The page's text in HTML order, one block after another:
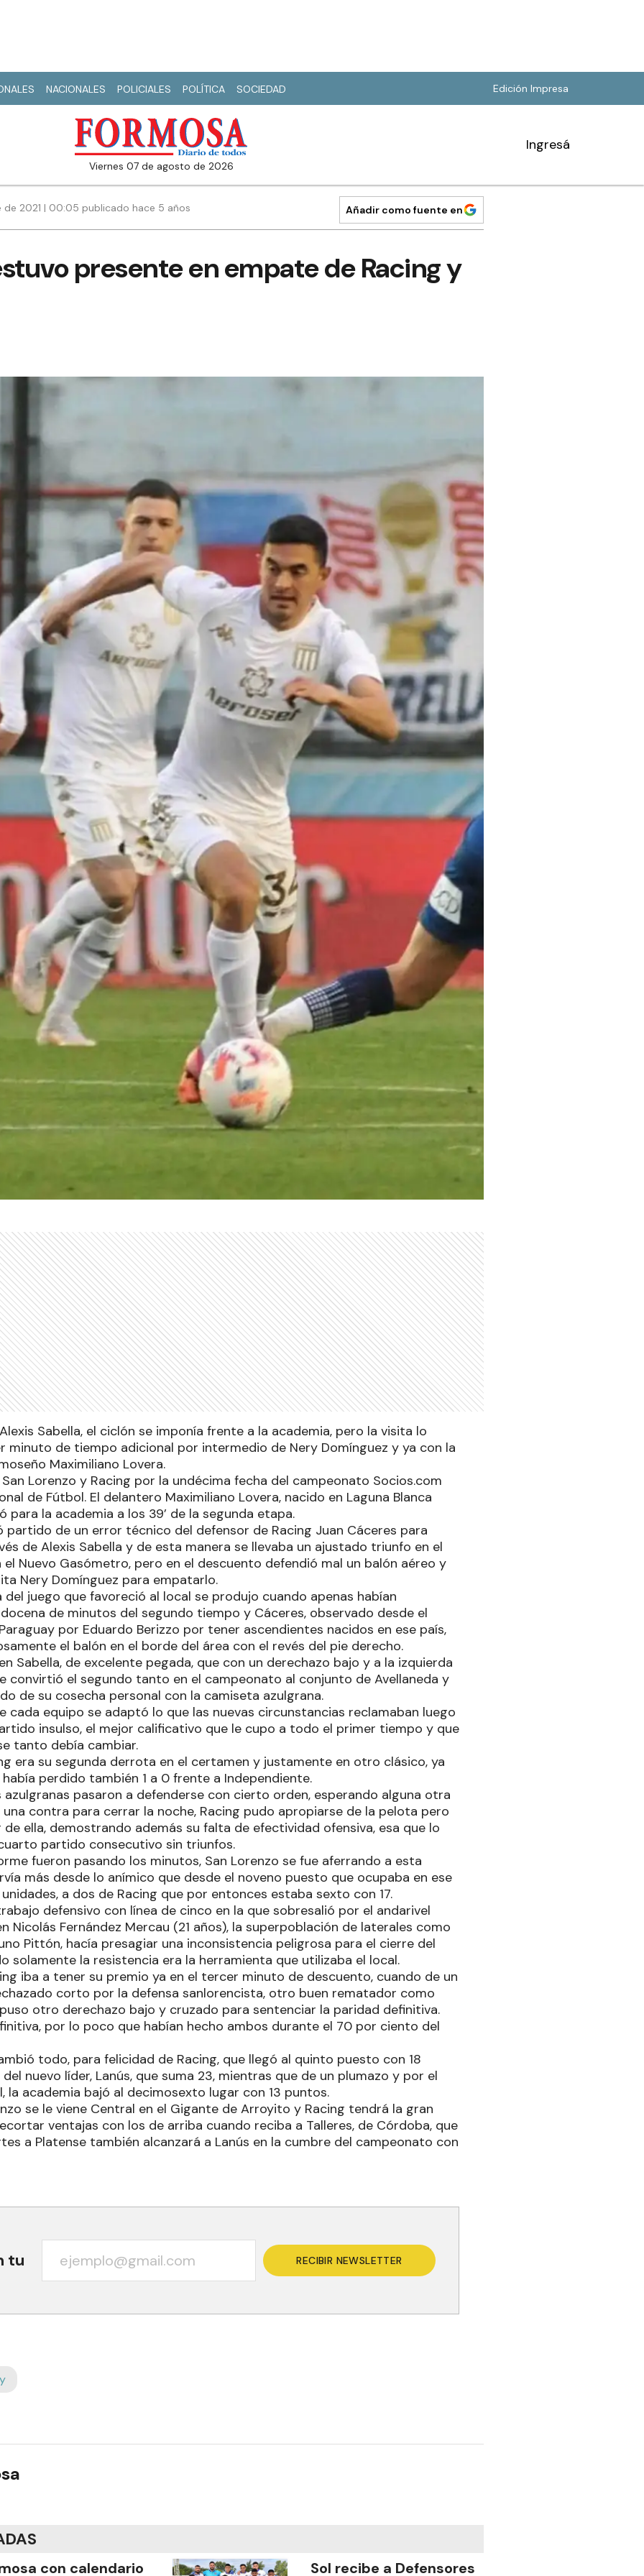
NACIONALES POLICIALES POLÍTICA SOCIEDAD Edición Impresa
viernes 07 de agosto de 2026
Ingresá
de 2021 | 00:05 publicado hace 5 años Añadir como fuente en
presente en empate de Racing y
Sabella, el ciclón se imponía frente a la academia, pero la visita lo
minuto de tiempo adicional por intermedio de Nery Domínguez y ya con la
Maximiliano Lovera.
Lorenzo y Racing por la undécima fecha del campeonato Socios.com
de Fútbol. El delantero Maximiliano Lovera, nacido en Laguna Blanca
para la academia a los 39’ de la segunda etapa.
partido de un error técnico del defensor de Racing Juan Cáceres para
de Alexis Sabella y de esta manera se llevaba un ajustado triunfo en el
Nuevo Gasómetro, pero en el descuento defendió mal un balón aéreo y
Nery Domínguez para empatarlo.
del juego que favoreció al local se produjo cuando apenas habían
de minutos del segundo tiempo y Cáceres, observado desde el
por Eduardo Berizzo por tener ascendientes nacidos en ese país,
el balón en el borde del área con el revés del pie derecho.
Sabella, de excelente pegada, que con un derechazo bajo y a la izquierda
convirtió el segundo tanto en el campeonato al conjunto de Avellaneda y
de su cosecha personal con la camiseta azulgrana.
cada equipo se adaptó lo que las nuevas circunstancias reclamaban luego
insulso, el mejor calificativo que le cupo a todo el primer tiempo y que
tanto debía cambiar.
era su segunda derrota en el certamen y justamente en otro clásico, ya
perdido también 1 a 0 frente a Independiente.
azulgranas pasaron a defenderse con cierto orden, esperando alguna otra
una contra para cerrar la noche, Racing pudo apropiarse de la pelota pero
ella, demostrando además su falta de efectividad ofensiva, esa que lo
partido consecutivo sin triunfos.
fueron pasando los minutos, San Lorenzo se fue aferrando a esta
más desde lo anímico que desde el noveno puesto que ocupaba en ese
a dos de Racing que por entonces estaba sexto con 17.
defensivo con línea de cinco en la que sobresalió por el andarivel
Nicolás Fernández Mercau (21 años), la superpoblación de laterales como
Pittón, hacía presagiar una inconsistencia peligrosa para el cierre del
solamente la resistencia era la herramienta que utilizaba el local.
iba a tener su premio ya en el tercer minuto de descuento, cuando de un
corto por la defensa sanlorencista, otro buen rematador como
otro derechazo bajo y cruzado para sentenciar la paridad definitiva.
por lo poco que habían hecho ambos durante el 70 por ciento del
todo, para felicidad de Racing, que llegó al quinto puesto con 18
nuevo líder, Lanús, que suma 23, mientras que de un plumazo y por el
la academia bajó al decimosexto lugar con 13 puntos.
se le viene Central en el Gigante de Arroyito y Racing tendrá la gran
ventajas con los de arriba cuando reciba a Talleres, de Córdoba, que
a Platense también alcanzará a Lanús en la cumbre del campeonato con
tu RECIBIR NEWSLETTER
con calendario Sol recibe a Defensores